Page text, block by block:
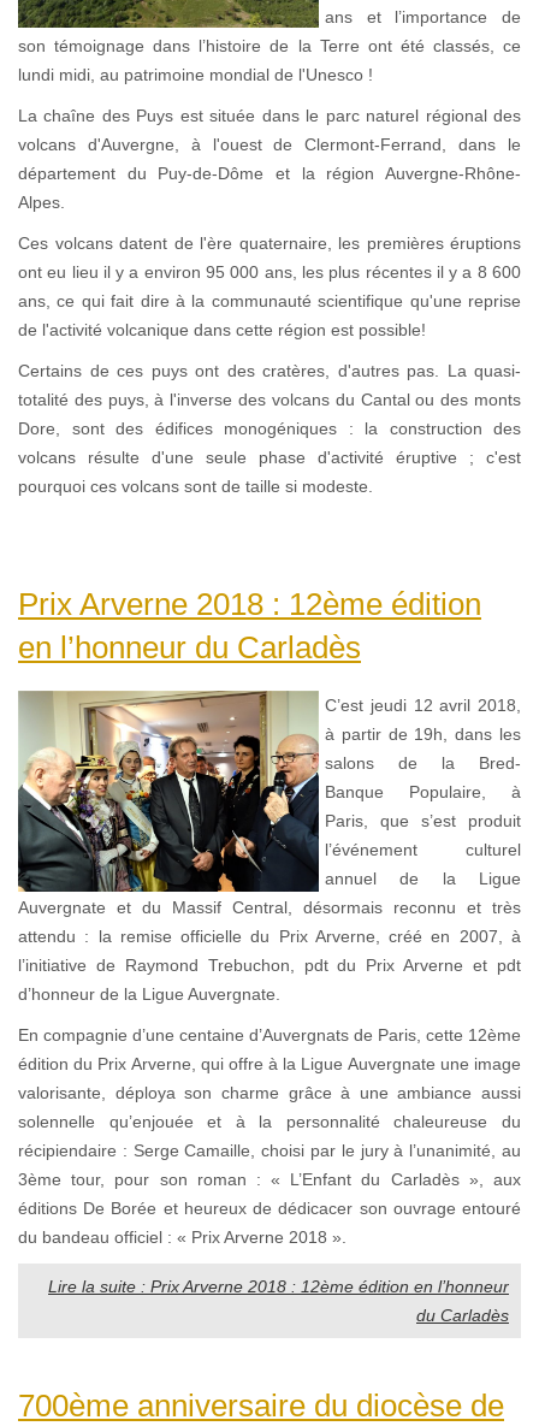
ans et l’importance de
son témoignage dans l’histoire de la Terre ont été classés, ce
lundi midi, au patrimoine mondial de l'Unesco !
La chaîne des Puys est située dans le parc naturel régional des
volcans d'Auvergne, à l'ouest de Clermont-Ferrand, dans le
département du Puy-de-Dôme et la région Auvergne-Rhône-
Alpes.
Ces volcans datent de l'ère quaternaire, les premières éruptions
ont eu lieu il y a environ 95 000 ans, les plus récentes il y a 8 600
ans, ce qui fait dire à la communauté scientifique qu'une reprise
de l'activité volcanique dans cette région est possible!
Certains de ces puys ont des cratères, d'autres pas. La quasi-
totalité des puys, à l'inverse des volcans du Cantal ou des monts
Dore, sont des édifices monogéniques : la construction des
volcans résulte d'une seule phase d'activité éruptive ; c'est
pourquoi ces volcans sont de taille si modeste.
Prix Arverne 2018 : 12ème édition
en l’honneur du Carladès
C’est jeudi 12 avril 2018,
à partir de 19h, dans les
salons de la Bred-
Banque Populaire, à
Paris, que s’est produit
l’événement culturel
annuel de la Ligue
Auvergnate et du Massif Central, désormais reconnu et très
attendu : la remise officielle du Prix Arverne, créé en 2007, à
l’initiative de Raymond Trebuchon, pdt du Prix Arverne et pdt
d’honneur de la Ligue Auvergnate.
En compagnie d’une centaine d’Auvergnats de Paris, cette 12ème
édition du Prix Arverne, qui offre à la Ligue Auvergnate une image
valorisante, déploya son charme grâce à une ambiance aussi
solennelle qu’enjouée et à la personnalité chaleureuse du
récipiendaire : Serge Camaille, choisi par le jury à l’unanimité, au
3ème tour, pour son roman : « L’Enfant du Carladès », aux
éditions De Borée et heureux de dédicacer son ouvrage entouré
du bandeau officiel : « Prix Arverne 2018 ».
Lire la suite : Prix Arverne 2018 : 12ème édition en l’honneur
du Carladès
700ème anniversaire du diocèse de